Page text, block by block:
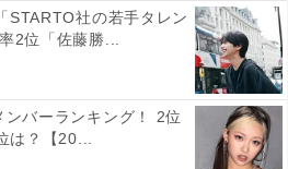
め」（20代男性／静岡県）とい
は原文ママです
STARTO社の若手タレン
2位「佐藤勝...
ンバーランキング！ 2位
は？【20...